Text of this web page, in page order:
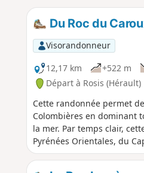
Du Roc du
Visorandonneur
12,17 km
+522 m
Départ à Rosis (Hérault)
Cette randonnée permet
Colombières en dominant
la mer. Par temps clair,
Pyrénées Orientales, du